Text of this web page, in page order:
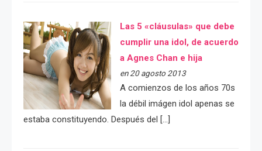
Las 5 «cláusulas» que debe
cumplir una idol, de acuerdo
a Agnes Chan e hija
en 20 agosto 2013
A comienzos de los años 70s
la débil imágen idol apenas se
estaba constituyendo. Después del […]